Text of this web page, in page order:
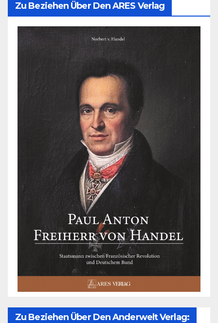
Zu Beziehen Über Den ARES Verlag
Zu Beziehen Über Den Anderwelt Verlag: